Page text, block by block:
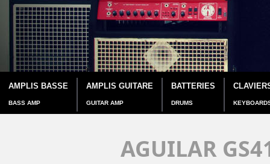
AMPLIS BASSE
BASS AMP
AMPLIS GUITARE
GUITAR AMP
BATTERIES
DRUMS
AGUILAR